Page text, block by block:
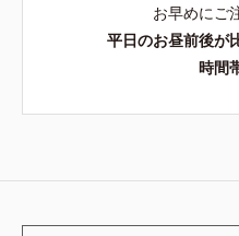
お早めにご
平日のお昼前後が
時間